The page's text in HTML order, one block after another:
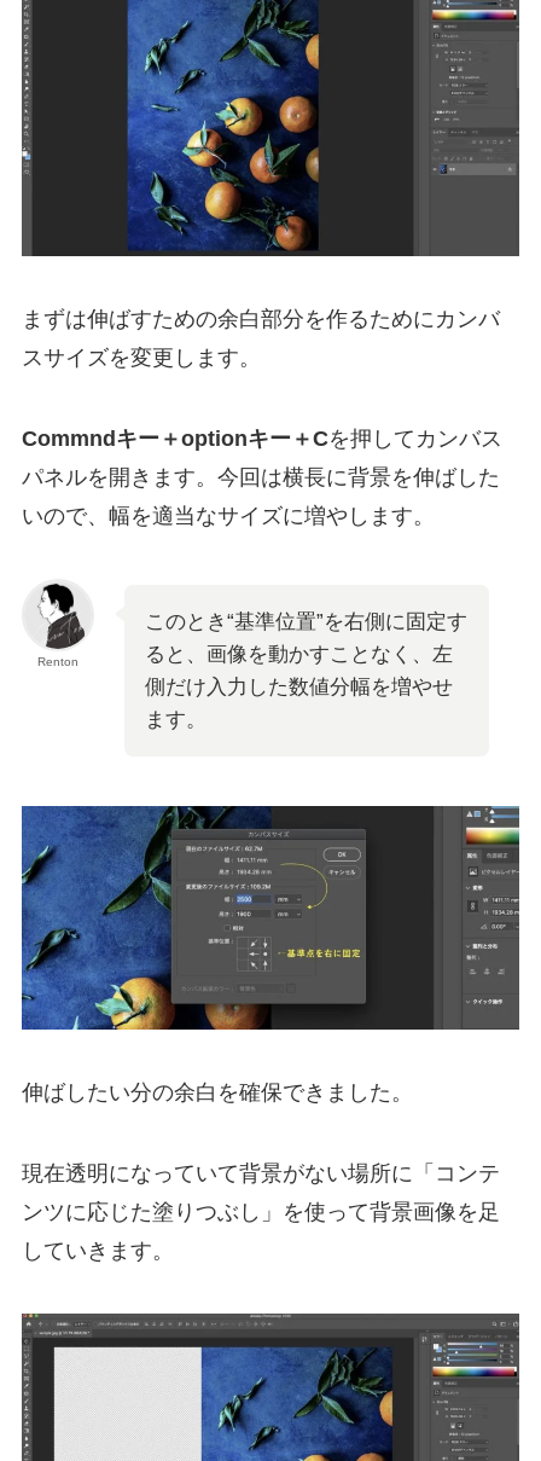
まずは伸ばすための余白部分を作るためにカンバ
スサイズを変更します。
Commndキー＋optionキー＋Cを押してカンバス
パネルを開きます。今回は横長に背景を伸ばした
いので、幅を適当なサイズに増やします。
Renton
このとき“基準位置”を右側に固定す
ると、画像を動かすことなく、左
側だけ入力した数値分幅を増やせ
ます。
伸ばしたい分の余白を確保できました。
現在透明になっていて背景がない場所に「コンテ
ンツに応じた塗りつぶし」を使って背景画像を足
していきます。